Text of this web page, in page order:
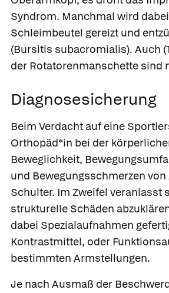
Syndrom. Manchmal wird
Schleimbeutel gereizt und
(Bursitis subacromialis). Auch
der Rotatorenmanschette sind
Diagnosesicherung
Beim Verdacht auf eine
Orthopäd*in bei der
Beweglichkeit,
und Bewegungsschmerzen
Schulter. Im Zweifel veranlasst
strukturelle Schäden
dabei Spezialaufnahmen
Kontrastmittel, oder
bestimmten Armstellungen.
Je nach Ausmaß der